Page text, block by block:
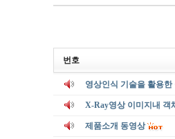
번호
영상인식 기술을 활용
X-Ray영상 이미지내 객
제품소개 동영상